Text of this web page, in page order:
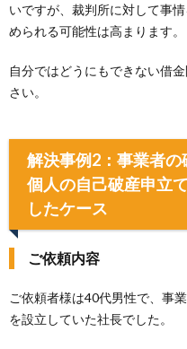
いですが、裁判所に対して事
められる可能性は高まります。
自分ではどうにもできない借
さい。
解決事例2：事業者
個人の自己破産申立
したケース
ご依頼内容
ご依頼者様は40代男性で、事
を設立していた社長でした。